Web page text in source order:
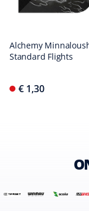
Alchemy
Standard Flights
€ 1,30